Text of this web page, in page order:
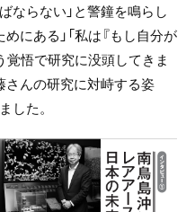
ならない」と警鐘を鳴らし
にある」「私は『もし自分が
覚悟で研究に没頭してきま
さんの研究に対峙する姿
した。